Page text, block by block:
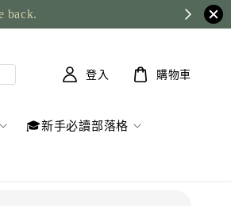
back.
🎓新手必讀部落格
登入 購物車